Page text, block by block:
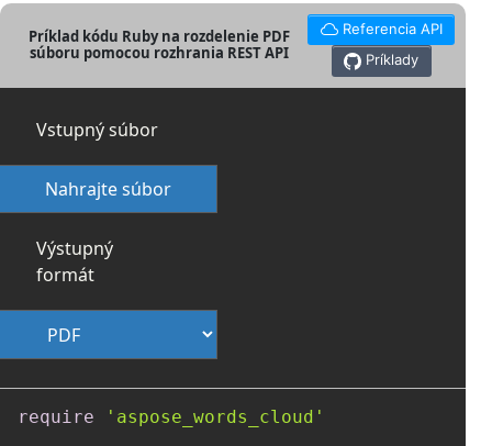
Príklad kódu Ruby na rozdelenie PDF
súboru pomocou rozhrania REST API
Referencia API
Príklady
Vstupný súbor
Nahrajte súbor
Výstupný
formát
require
'aspose_words_cloud'